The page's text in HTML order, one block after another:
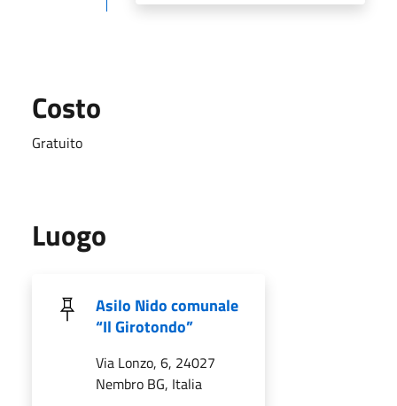
Costo
Gratuito
Luogo
Asilo Nido comunale
“Il Girotondo”
Via Lonzo, 6, 24027
Nembro BG, Italia